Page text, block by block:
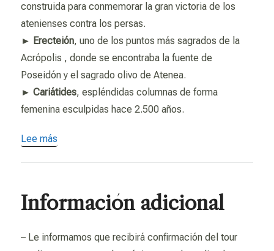
construida para conmemorar la gran victoria de los
atenienses contra los persas.
► Erecteión, uno de los puntos más sagrados de la
Acrópolis , donde se encontraba la fuente de
Poseidón y el sagrado olivo de Atenea.
► Cariátides, espléndidas columnas de forma
femenina esculpidas hace 2.500 años.
Lee más
Información adicional
– Le informamos que recibirá confirmación del tour